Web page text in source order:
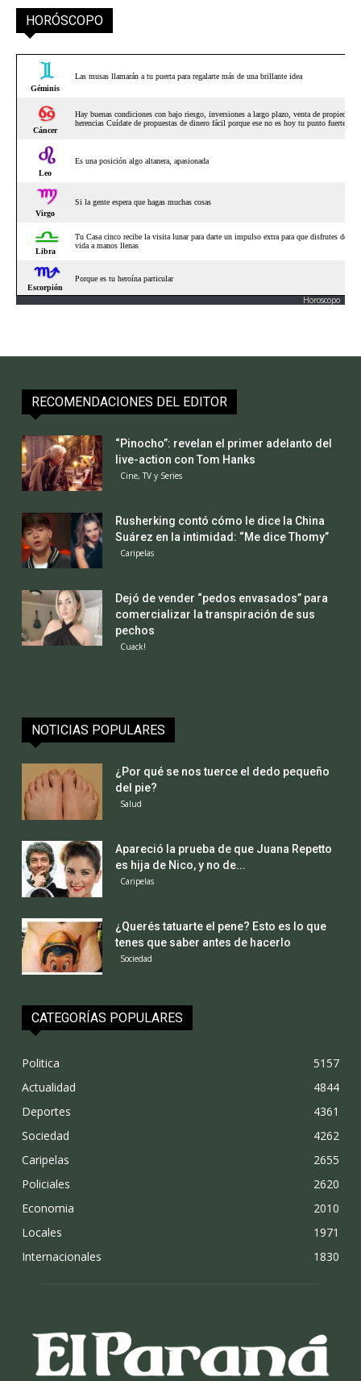
HORÓSCOPO
Horoscopo
RECOMENDACIONES DEL EDITOR
“Pinocho”: revelan el primer adelanto del
live-action con Tom Hanks
Cine, TV y Series
Rusherking contó cómo le dice la China
Suárez en la intimidad: “Me dice Thomy”
Caripelas
Dejó de vender “pedos envasados” para
comercializar la transpiración de sus
pechos
Cuack!
NOTICIAS POPULARES
¿Por qué se nos tuerce el dedo pequeño
del pie?
Salud
Apareció la prueba de que Juana Repetto
es hija de Nico, y no de...
Caripelas
¿Querés tatuarte el pene? Esto es lo que
tenes que saber antes de hacerlo
Sociedad
CATEGORÍAS POPULARES
Politica
5157
Actualidad
4844
Deportes
4361
Sociedad
4262
Caripelas
2655
Policiales
2620
Economia
2010
Locales
1971
Internacionales
1830